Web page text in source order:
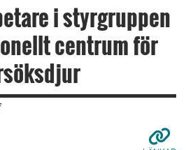
i styrgruppen
centrum för